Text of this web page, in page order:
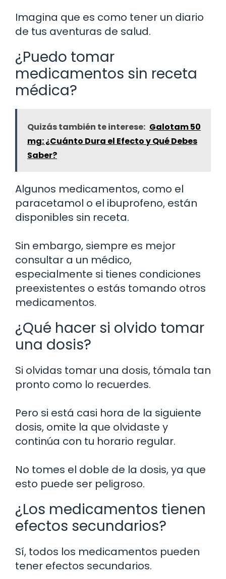
Imagina que es como tener un diario
de tus aventuras de salud.
¿Puedo tomar
medicamentos sin receta
médica?
Quizás también te interese: Galotam 50
mg: ¿Cuánto Dura el Efecto y Qué Debes
Saber?
Algunos medicamentos, como el
paracetamol o el ibuprofeno, están
disponibles sin receta.
Sin embargo, siempre es mejor
consultar a un médico,
especialmente si tienes condiciones
preexistentes o estás tomando otros
medicamentos.
¿Qué hacer si olvido tomar
una dosis?
Si olvidas tomar una dosis, tómala tan
pronto como lo recuerdes.
Pero si está casi hora de la siguiente
dosis, omite la que olvidaste y
continúa con tu horario regular.
No tomes el doble de la dosis, ya que
esto puede ser peligroso.
¿Los medicamentos tienen
efectos secundarios?
Sí, todos los medicamentos pueden
tener efectos secundarios.